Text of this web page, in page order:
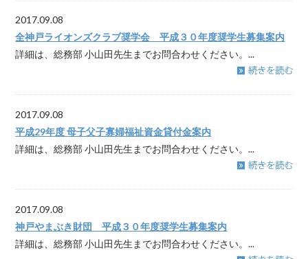
2017.09.08
全神戸ライオンズクラブ奨学会 平成３０年度奨学生募集案内
詳細は、総務部 小山田先生までお問合わせください。...
2017.09.08
平成29年度 母子父子寡婦福祉資金貸付金案内
詳細は、総務部 小山田先生までお問合わせください。...
2017.09.08
神戸やまぶき財団 平成３０年度奨学生募集案内
詳細は、総務部 小山田先生までお問合わせください。...